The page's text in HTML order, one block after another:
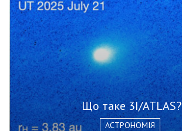
Що таке 3I/ATLAS?
АСТРОНОМІЯ